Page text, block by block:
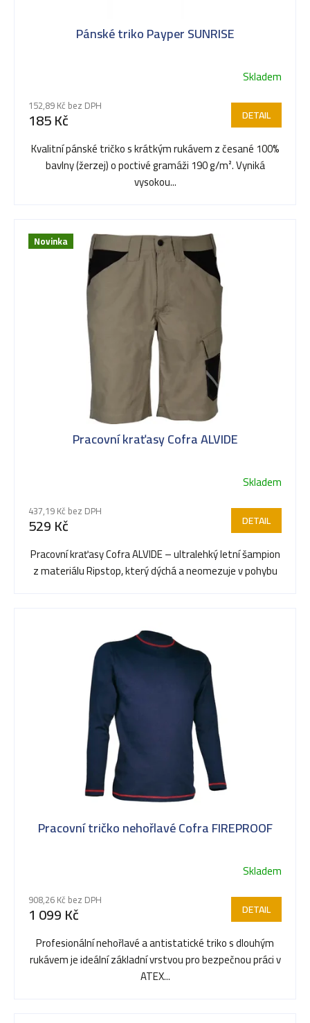
Pánské triko Payper SUNRISE
hodnocení
produktu
je
5,0
Skladem
152,89 Kč bez DPH
185 Kč DETAIL
Kvalitní pánské tričko s krátkým rukávem z česané 100%
bavlny (žerzej) o poctivé gramáži 190 g/m². Vyniká
vysokou...
Novinka
Pracovní kraťasy Cofra ALVIDE
Skladem
437,19 Kč bez DPH
529 Kč DETAIL
Pracovní kraťasy Cofra ALVIDE – ultralehký letní šampion
z materiálu Ripstop, který dýchá a neomezuje v pohybu
Pracovní tričko nehořlavé Cofra FIREPROOF
Skladem
908,26 Kč bez DPH
1 099 Kč DETAIL
Profesionální nehořlavé a antistatické triko s dlouhým
rukávem je ideální základní vrstvou pro bezpečnou práci v
ATEX...